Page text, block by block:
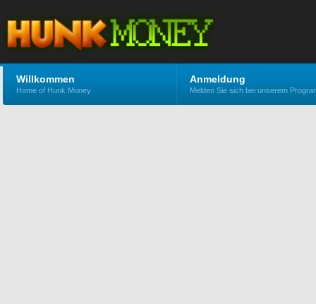
Willkommen
Home of Hunk Money
Anmeldung
Melden Sie sich bei unserem